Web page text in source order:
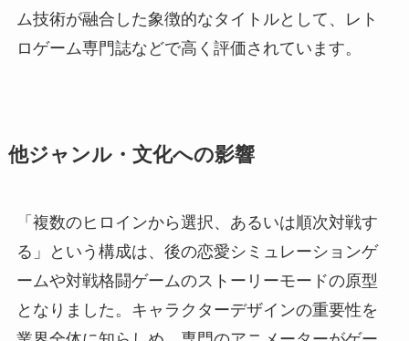
ム技術が融合した象徴的なタイトルとして、レト
ロゲーム専門誌などで高く評価されています。
他ジャンル・文化への影響
「複数のヒロインから選択、あるいは順次対戦す
る」という構成は、後の恋愛シミュレーションゲ
ームや対戦格闘ゲームのストーリーモードの原型
となりました。キャラクターデザインの重要性を